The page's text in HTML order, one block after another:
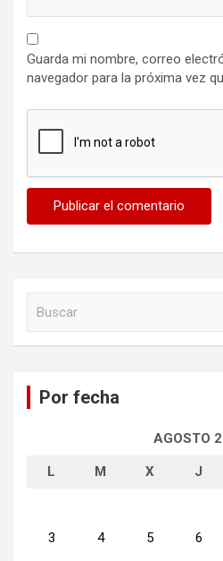
Guarda mi nombre, correo
navegador para la próxima vez
Por fecha
AGOSTO
L M X J
3 4 5 6